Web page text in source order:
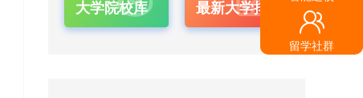
大学院校库
最新大学排名
留学社群